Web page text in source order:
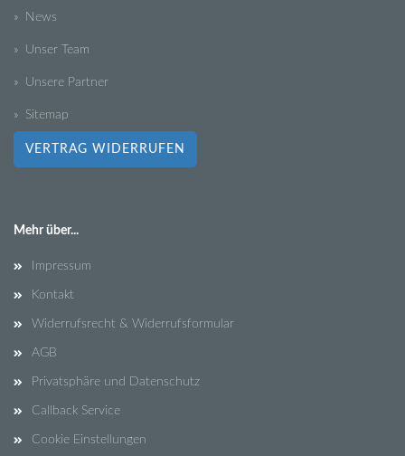
» News
» Unser Team
» Unsere Partner
» Sitemap
VERTRAG WIDERRUFEN
Mehr über...
Impressum
Kontakt
Widerrufsrecht & Widerrufsformular
AGB
Privatsphäre und Datenschutz
Callback Service
Cookie Einstellungen